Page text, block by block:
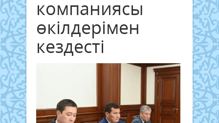
компаниясы
өкілдерімен
кездесті